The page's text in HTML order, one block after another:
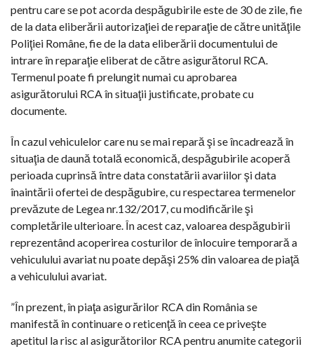
pentru care se pot acorda despăgubirile este de 30 de zile, fie
de la data eliberării autorizaţiei de reparaţie de către unităţile
Poliţiei Române, fie de la data eliberării documentului de
intrare în reparaţie eliberat de către asigurătorul RCA.
Termenul poate fi prelungit numai cu aprobarea
asigurătorului RCA în situaţii justificate, probate cu
documente.
În cazul vehiculelor care nu se mai repară şi se încadrează în
situaţia de daună totală economică, despăgubirile acoperă
perioada cuprinsă între data constatării avariilor şi data
înaintării ofertei de despăgubire, cu respectarea termenelor
prevăzute de Legea nr.132/2017, cu modificările şi
completările ulterioare. În acest caz, valoarea despăgubirii
reprezentând acoperirea costurilor de înlocuire temporară a
vehiculului avariat nu poate depăşi 25% din valoarea de piaţă
a vehiculului avariat.
”În prezent, în piaţa asigurărilor RCA din România se
manifestă în continuare o reticenţă în ceea ce priveşte
apetitul la risc al asigurătorilor RCA pentru anumite categorii